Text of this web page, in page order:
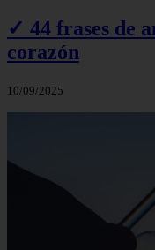
✓ 44 frases de
corazón
10/09/2025